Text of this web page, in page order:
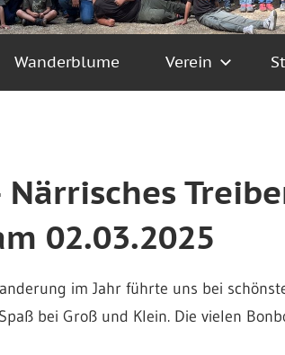
Wanderblume Verein
02.03.2025
im Jahr führte uns bei
bei Groß und Klein. Die vielen